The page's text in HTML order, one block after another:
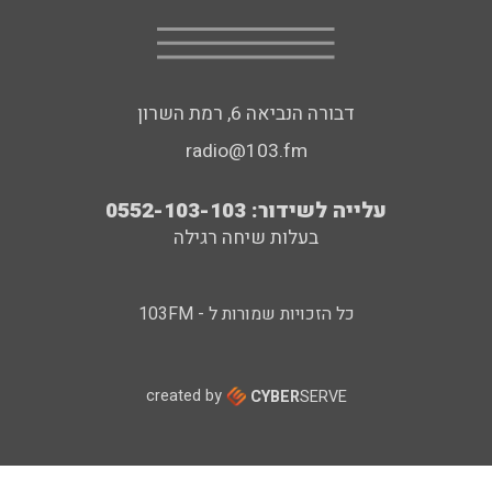
דבורה הנביאה 6, רמת השרון
radio@103.fm
עלייה לשידור: 0552-103-103
בעלות שיחה רגילה
כל הזכויות שמורות ל - 103FM
created by CYBERSERVE